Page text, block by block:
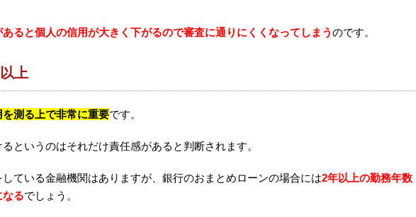
ると個人の信用が大きく下がるので審査に通りにくくなってしまうのです。
上
測る上で非常に重要です。
というのはそれだけ責任感があると判断されます。
ている金融機関はありますが、銀行のおまとめローンの場合には2年以上の勤務年数
なるでしょう。